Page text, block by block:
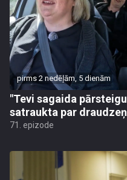
pirms 2 nedēļām, 5 dienām
"Tevi sagaida
satraukta par
71. epizode